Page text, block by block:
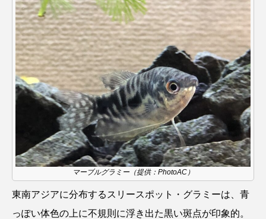
アンコウ イカ イカナゴ イクラ
イッカク イトウ イトヒキアジ
イトヨリダイ イモリ イラスト
イリエワニ イワナ インドネシア
ウツボ ウナギ ウバザメ
ウマヅラハギ ウミウシ エイ
エゾアイナメ エッセイ オオカミウオ
マーブルグラミー（提供：PhotoAC）
東南アジアに分布するスリースポット・グラミーは、青
っぽい体色の上に不規則に浮き出た黒い斑点が印象的。